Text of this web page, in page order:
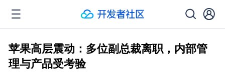
苹果高层震动：多位副总裁离职，内部管
理与产品受考验